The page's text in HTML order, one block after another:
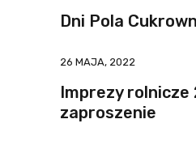
Dni Pola
26 MAJA, 2022
Imprezy rolnicze
zaproszenie